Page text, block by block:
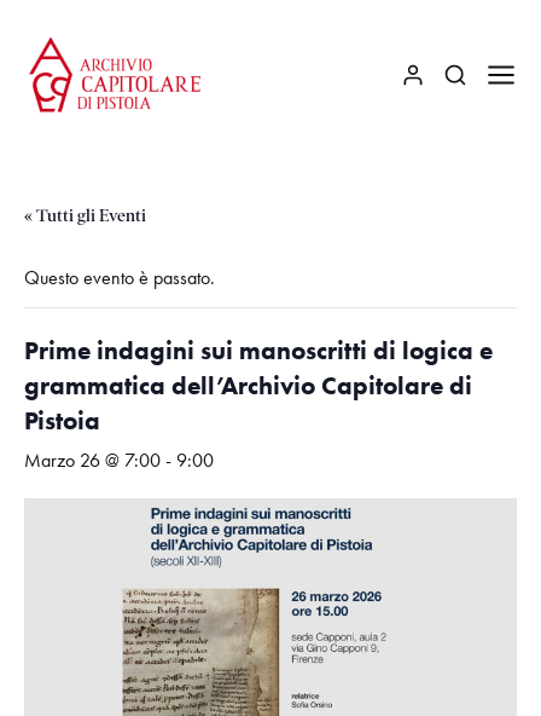
« Tutti gli Eventi
Questo evento è passato.
Prime indagini sui manoscritti di logica e
grammatica dell’Archivio Capitolare di
Pistoia
Marzo 26 @ 7:00 - 9:00